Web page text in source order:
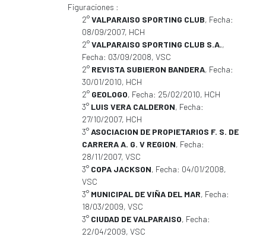
Figuraciones :
2°VALPARAISO SPORTING CLUB, Fecha:
08/09/2007, HCH
2°VALPARAISO SPORTING CLUB S.A.,
Fecha: 03/09/2008, VSC
2° REVISTA SUBIERON BANDERA, Fecha:
30/01/2010, HCH
2° GEOLOGO, Fecha: 25/02/2010, HCH
3° LUIS VERA CALDERON, Fecha:
27/10/2007, HCH
3°ASOCIACION DE PROPIETARIOS F. S. DE
CARRERA A. G. V REGION, Fecha:
28/11/2007, VSC
3° COPA JACKSON, Fecha: 04/01/2008,
VSC
3° MUNICIPAL DE VIÑA DEL MAR, Fecha:
18/03/2009, VSC
3° CIUDAD DE VALPARAISO, Fecha:
22/04/2009, VSC